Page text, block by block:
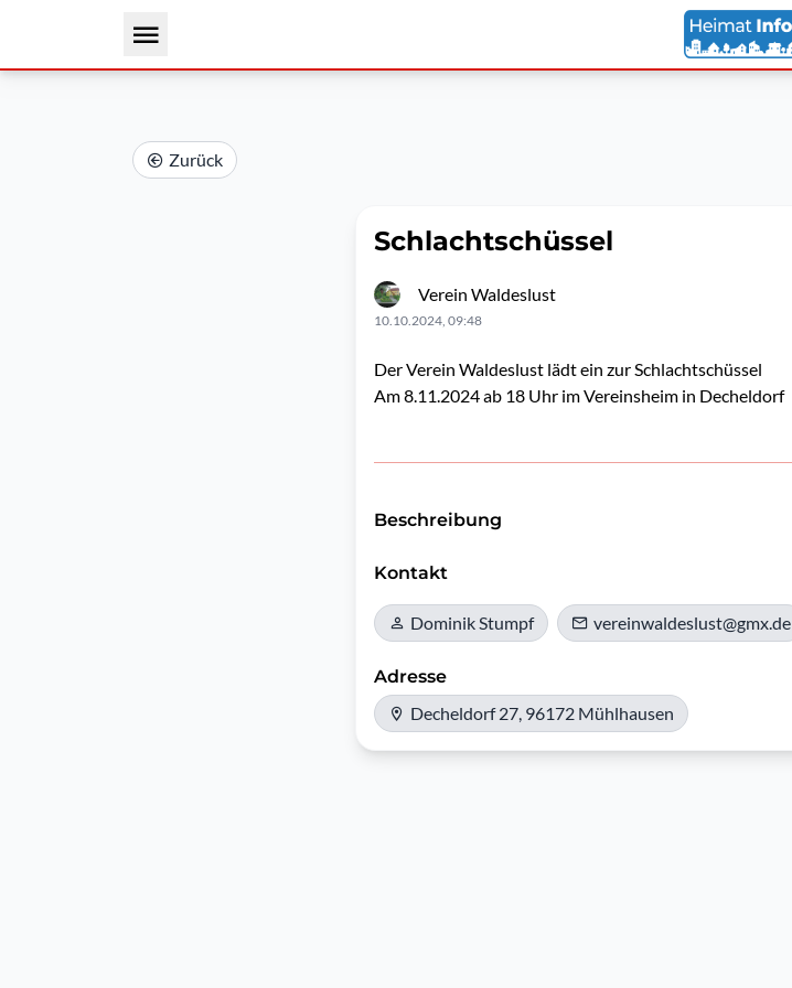
Zurück
Schlachtschüssel
Verein Waldeslust
10.10.2024, 09:48
Der Verein Waldeslust lädt ein zur Schlachtschüssel
Am 8.11.2024 ab 18 Uhr im Vereinsheim in Decheldorf
Beschreibung
Kontakt
Dominik Stumpf vereinwaldeslust@gmx.de
Adresse
Decheldorf 27, 96172 Mühlhausen